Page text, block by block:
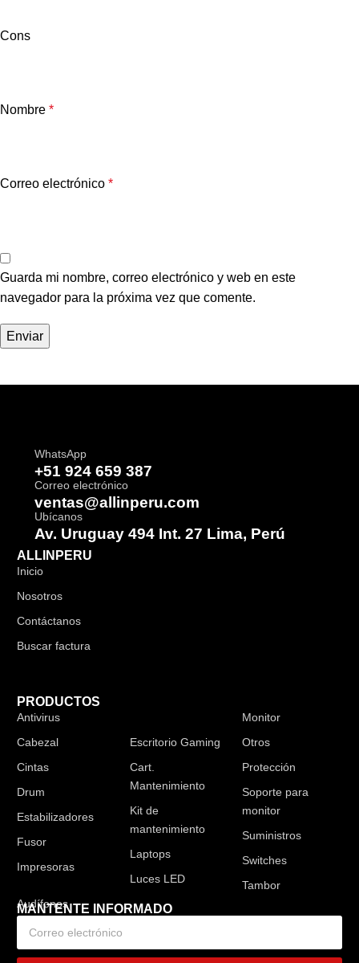
Cons
Nombre *
Correo electrónico *
Guarda mi nombre, correo electrónico y web en este
navegador para la próxima vez que comente.
WhatsApp
+51 924 659 387
Correo electrónico
ventas@allinperu.com
Ubícanos
Av. Uruguay 494 Int. 27 Lima, Perú
ALLINPERU
Inicio
Nosotros
Contáctanos
Buscar factura
PRODUCTOS
Antivirus
Cabezal
Cintas
Drum
Estabilizadores
Fusor
Impresoras
Escritorio Gaming
Cart.
Mantenimiento
Kit de
mantenimiento
Laptops
Luces LED
Monitor
Otros
Protección
Soporte para
monitor
Suministros
Switches
Tambor
MANTENTE INFORMADO